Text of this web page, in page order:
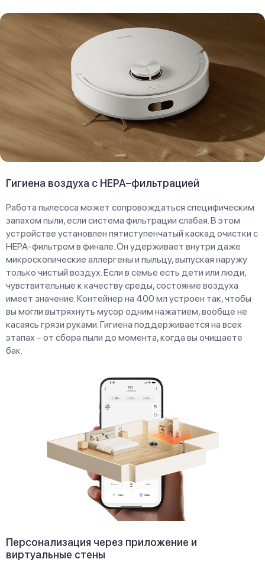
Гигиена воздуха с HEPA–фильтрацией
Работа пылесоса может сопровождаться специфическим
запахом пыли, если система фильтрации слабая. В этом
устройстве установлен пятиступенчатый каскад очистки с
HEPA-фильтром в финале. Он удерживает внутри даже
микроскопические аллергены и пыльцу, выпуская наружу
только чистый воздух. Если в семье есть дети или люди,
чувствительные к качеству среды, состояние воздуха
имеет значение. Контейнер на 400 мл устроен так, чтобы
вы могли вытряхнуть мусор одним нажатием, вообще не
касаясь грязи руками. Гигиена поддерживается на всех
этапах – от сбора пыли до момента, когда вы очищаете
бак.
Персонализация через приложение и
виртуальные стены